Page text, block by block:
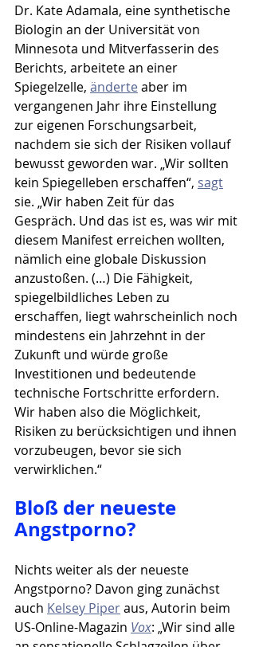
Dr. Kate Adamala, eine synthetische
Biologin an der Universität von
Minnesota und Mitverfasserin des
Berichts, arbeitete an einer
Spiegelzelle, änderte aber im
vergangenen Jahr ihre Einstellung
zur eigenen Forschungsarbeit,
nachdem sie sich der Risiken vollauf
bewusst geworden war. „Wir sollten
kein Spiegelleben erschaffen“, sagt
sie. „Wir haben Zeit für das
Gespräch. Und das ist es, was wir mit
diesem Manifest erreichen wollten,
nämlich eine globale Diskussion
anzustoßen. (…) Die Fähigkeit,
spiegelbildliches Leben zu
erschaffen, liegt wahrscheinlich noch
mindestens ein Jahrzehnt in der
Zukunft und würde große
Investitionen und bedeutende
technische Fortschritte erfordern.
Wir haben also die Möglichkeit,
Risiken zu berücksichtigen und ihnen
vorzubeugen, bevor sie sich
verwirklichen.“
Bloß der neueste
Angstporno?
Nichts weiter als der neueste
Angstporno? Davon ging zunächst
auch Kelsey Piper aus, Autorin beim
US-Online-Magazin Vox: „Wir sind alle